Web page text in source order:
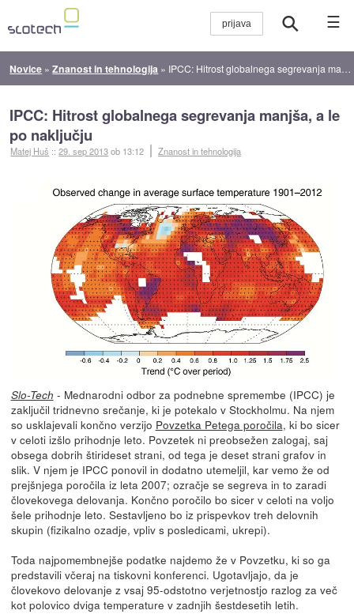
☰
Novice »Znanost in tehnologija » IPCC: Hitrost globalnega segrevanja manjša, a le po naključju
IPCC: Hitrost globalnega segrevanja manjša, a le
po naključju
Matej Huš ::29. sep 2013ob 13:12 Znanost in tehnologija
Slo-Tech - Mednarodni odbor za podnebne spremembe (IPCC) je
zaključil tridnevno srečanje, ki je potekalo v Stockholmu. Na njem
so usklajevali končno verzijo Povzetka Petega poročila, ki bo sicer
v celoti izšlo prihodnje leto. Povzetek ni preobsežen zalogaj, saj
obsega dobrih štirideset strani, od tega je deset strani grafov in
slik. V njem je IPCC ponovil in dodatno utemeljil, kar vemo že od
prejšnjega poročila iz leta 2007; ozračje se segreva in to zaradi
človekovega delovanja. Končno poročilo bo sicer v celoti na voljo
šele prihodnje leto. Sestavljeno bo iz prispevkov treh delovnih
skupin (fizikalno ozadje, vpliv s posledicami, ukrepi).
Toda najpomembnejše podatke najdemo že v Povzetku, ki so ga
predstavili včeraj na tiskovni konferenci. Ugotavljajo, da je
človekovo delovanje z vsaj 95-odstotno verjetnostjo razlog za več
kot polovico dviga temperature v zadnjih šestdesetih letih.